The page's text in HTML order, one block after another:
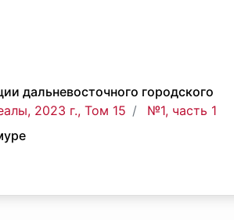
дальневосточного городского
2023 г., Том 15
№1, часть 1